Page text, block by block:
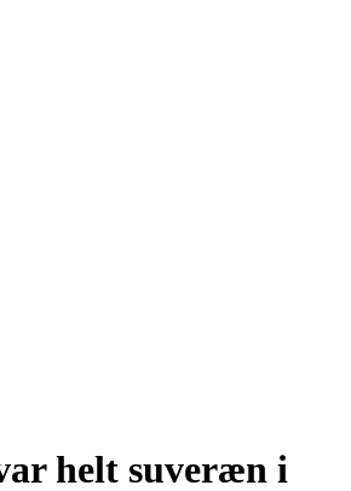
helt suveræn i